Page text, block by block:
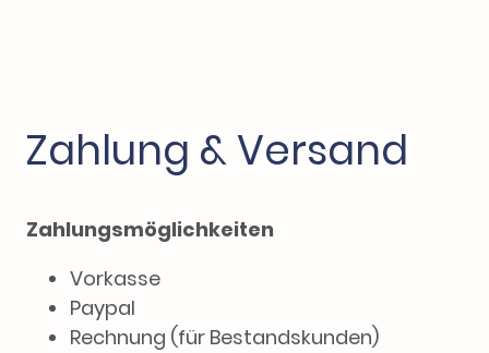
Zahlung & Versand
Zahlungsmöglichkeiten
Vorkasse
Paypal
Rechnung (für Bestandskunden)